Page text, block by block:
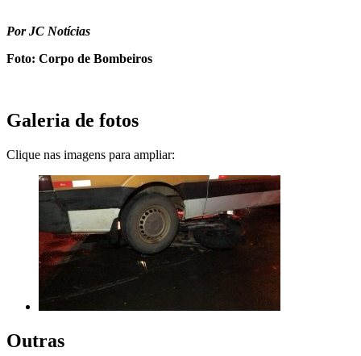
Por JC Notícias
Foto: Corpo de Bombeiros
Galeria de fotos
Clique nas imagens para ampliar:
Outras